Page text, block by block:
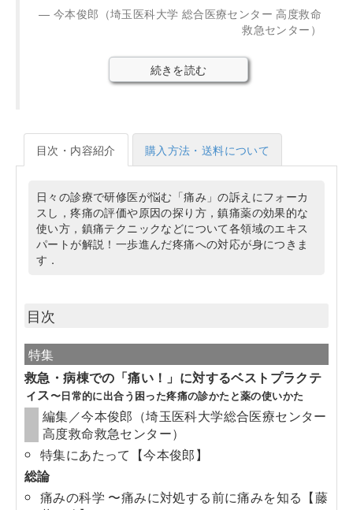
今本俊郎（埼玉医科大学 総合医療センター 高度救命
救急センター）
続きを読む
目次・内容紹介 購入方法・送料について
日々の診療で研修医が悩む「痛み」の訴えにフォーカ
スし，疼痛の評価や原因の探り方，鎮痛薬の効果的な
使い方，鎮痛テクニックなどについて各領域のエキス
パートが解説！一歩進んだ疼痛への対応が身につきま
す．
目次
特集
救急・病棟での「痛い！」に対するベストプラクテ
ィス〜日常的に出合う困った疼痛の診かたと薬の使いかた
編集／今本俊郎（埼玉医科大学総合医療センター
高度救命救急センター）
特集にあたって【今本俊郎】
総論
痛みの科学 〜痛みに対処する前に痛みを知る【藤